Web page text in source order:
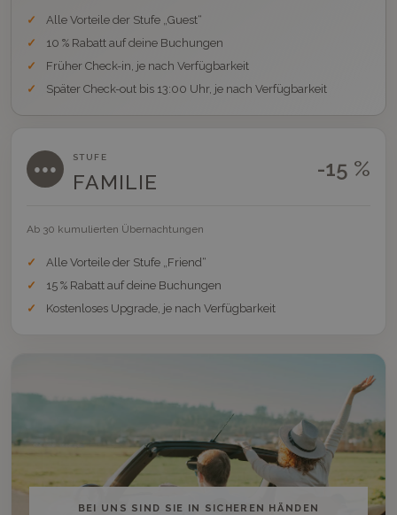
Alle Vorteile der Stufe „Guest“
10 % Rabatt auf deine Buchungen
Früher Check-in, je nach Verfügbarkeit
Später Check-out bis 13:00 Uhr, je nach Verfügbarkeit
●●●
STUFE
FAMILIE -15 %
Ab 30 kumulierten Übernachtungen
Alle Vorteile der Stufe „Friend“
15 % Rabatt auf deine Buchungen
Kostenloses Upgrade, je nach Verfügbarkeit
BEI UNS SIND SIE IN SICHEREN HÄNDEN